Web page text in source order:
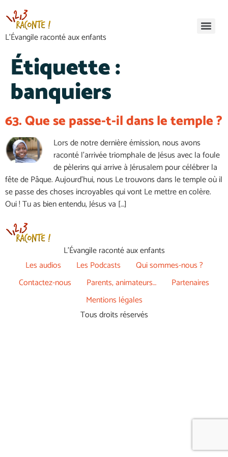
L’Évangile raconté aux enfants
Étiquette :
banquiers
63. Que se passe-t-il dans le temple ?
Lors de notre dernière émission, nous avons
raconté l’arrivée triomphale de Jésus avec la foule
de pèlerins qui arrive à Jérusalem pour célébrer la
fête de Pâque. Aujourd’hui, nous Le trouvons dans le temple où il
se passe des choses incroyables qui vont Le mettre en colère.
Oui ! Tu as bien entendu, Jésus va […]
L’Évangile raconté aux enfants
Les audios
Les Podcasts
Qui sommes-nous ?
Contactez-nous
Parents, animateurs…
Partenaires
Mentions légales
Tous droits réservés